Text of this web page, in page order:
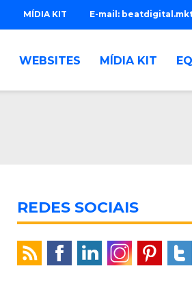
E-mail:
MÍDIA KIT
WEBSITES MÍDIA KIT
REDES SOCIAIS